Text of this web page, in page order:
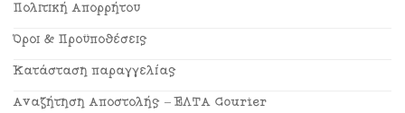
Πολιτική Απορρήτου
Όροι & Προϋποθέσεις
Κατάσταση παραγγελίας
Αναζήτηση Αποστολής – ΕΛΤΑ Courier